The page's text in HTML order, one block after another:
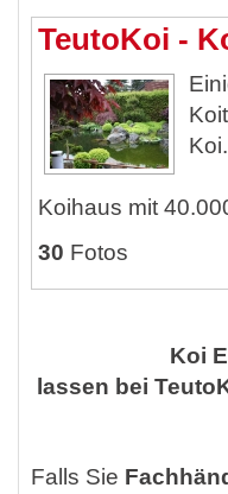
TeutoKoi -
Koi.
Koihaus mit
30 Fotos
Koi
lassen bei
Falls Sie